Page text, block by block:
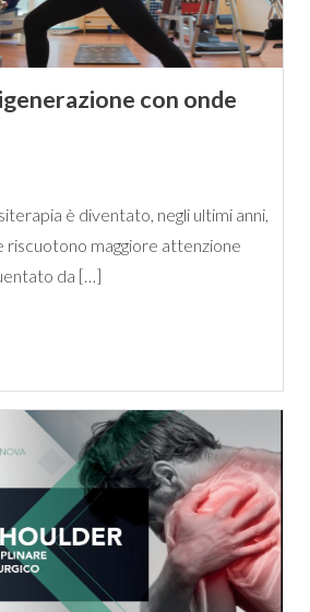
con onde
è diventato, negli ultimi anni,
riscuotono maggiore attenzione
da […]